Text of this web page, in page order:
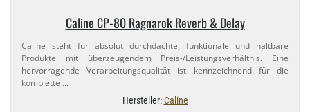
Caline CP-​80 Ragnarok Reverb & Delay
Caline steht für absolut durchdachte, funktionale und haltbare
Produkte mit überzeugendem Preis-​/Leistungsverhältnis. Eine
hervorragende Verarbeitungsqualität ist kennzeichnend für die
komplette …
Hersteller:Caline